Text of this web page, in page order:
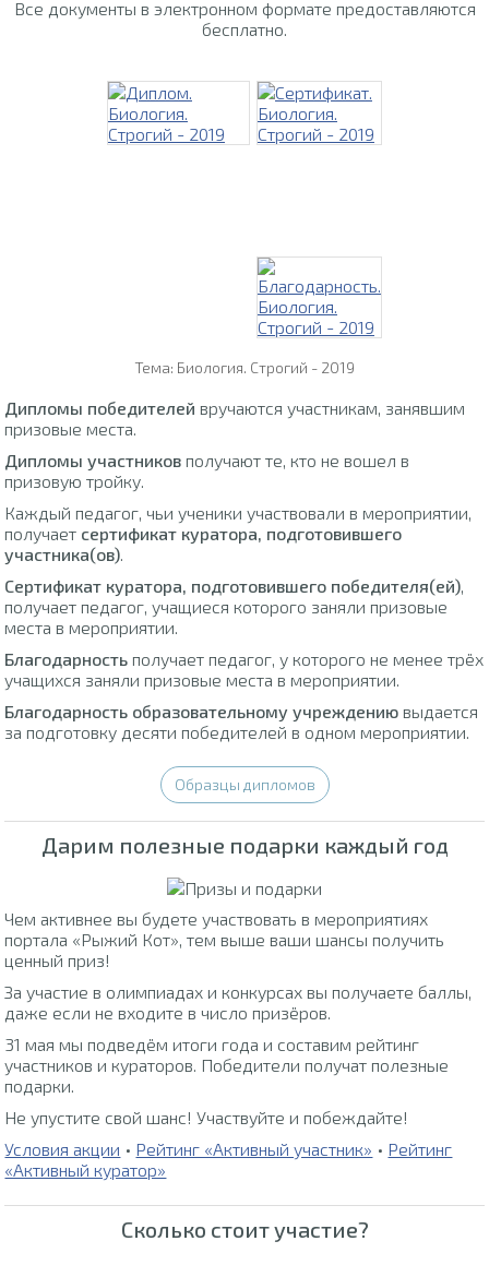
Все документы в электронном формате предоставляются
бесплатно.
Тема: Биология. Строгий - 2019
Дипломы победителей вручаются участникам, занявшим
призовые места.
Дипломы участников получают те, кто не вошел в
призовую тройку.
Каждый педагог, чьи ученики участвовали в мероприятии,
получает сертификат куратора, подготовившего
участника(ов).
Сертификат куратора, подготовившего победителя(ей),
получает педагог, учащиеся которого заняли призовые
места в мероприятии.
Благодарность получает педагог, у которого не менее трёх
учащихся заняли призовые места в мероприятии.
Благодарность образовательному учреждению выдается
за подготовку десяти победителей в одном мероприятии.
Образцы дипломов
Дарим полезные подарки каждый год
Чем активнее вы будете участвовать в мероприятиях
портала «Рыжий Кот», тем выше ваши шансы получить
ценный приз!
За участие в олимпиадах и конкурсах вы получаете баллы,
даже если не входите в число призёров.
31 мая мы подведём итоги года и составим рейтинг
участников и кураторов. Победители получат полезные
подарки.
Не упустите свой шанс! Участвуйте и побеждайте!
Условия акции • Рейтинг «Активный участник» • Рейтинг
«Активный куратор»
Сколько стоит участие?